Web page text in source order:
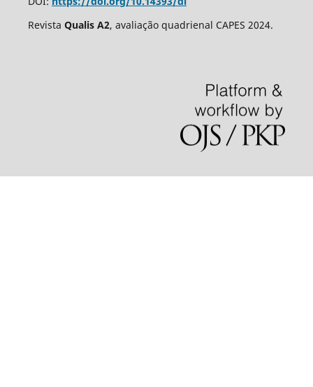
Revista Qualis A2, avaliação quadrienal CAPES 2024.